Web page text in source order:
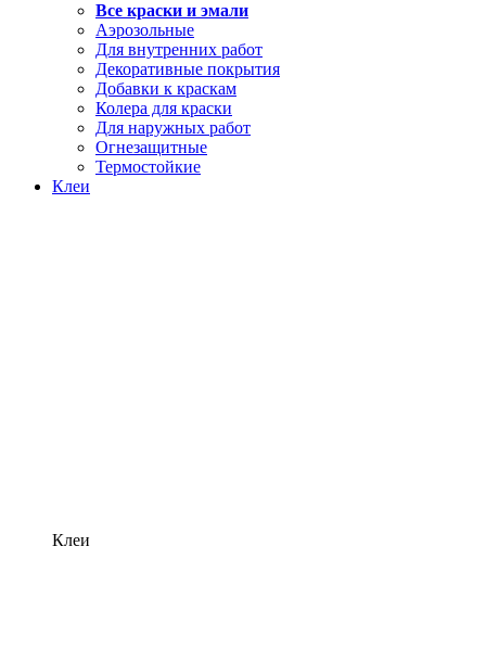
Все краски и эмали
Аэрозольные
Для внутренних работ
Декоративные покрытия
Добавки к краскам
Колера для краски
Для наружных работ
Огнезащитные
Термостойкие
Клеи
Клеи